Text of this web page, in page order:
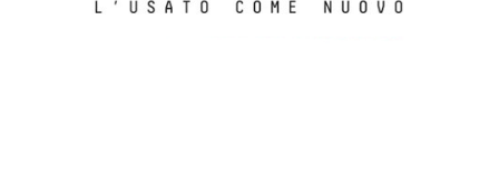
Lane Departure Warning